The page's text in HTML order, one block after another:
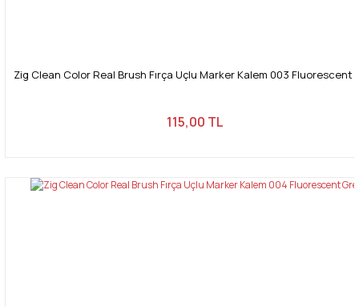
Zig Clean Color Real Brush Fırça Uçlu Marker Kalem 003 Fluorescent
115,00 TL